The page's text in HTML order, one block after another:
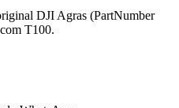
DJI Agras (PartNumber
T100.